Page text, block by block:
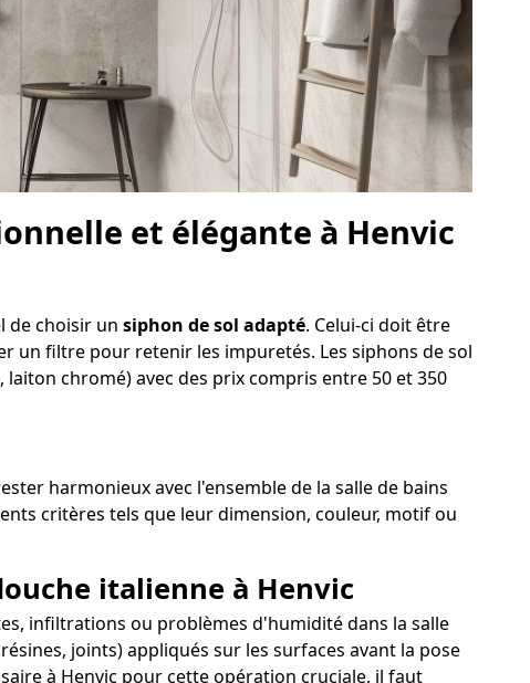
et élégante à Henvic
de choisir un siphon de sol adapté. Celui-ci doit être
un filtre pour retenir les impuretés. Les siphons de sol
chromé) avec des prix compris entre 50 et 350
harmonieux avec l'ensemble de la salle de bains
critères tels que leur dimension, couleur, motif ou
italienne à Henvic
infiltrations ou problèmes d'humidité dans la salle
joints) appliqués sur les surfaces avant la pose
à Henvic pour cette opération cruciale, il faut